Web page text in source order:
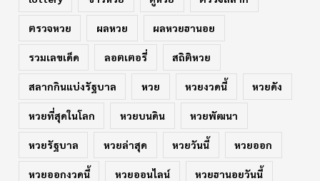
ตรวจหวย ผลหวย ผลหวยฮานอย
รวมเลขเด็ด ลอตเตอรี่ สถิติหวย
สลากกินแบ่งรัฐบาล หวย หวยงวดนี้ หวยดัง
หวยที่สุดในโลก หวยบนดิน หวยพัฒนา
หวยรัฐบาล หวยล่าสุด หวยวันนี้ หวยออก
หวยออกงวดนี้ หวยออนไลน์ หวยฮานอยวันนี้